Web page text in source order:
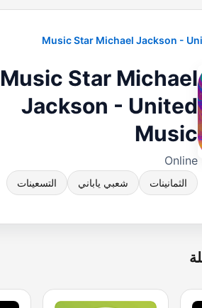
Music Star Michael Jackson -
Music Star Michael
Jackson - United
Music
Online
الثمانينات شعبي ياباني التسعينات